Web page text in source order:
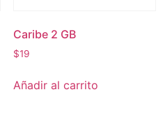
Caribe 2 GB
$19
Añadir al carrito